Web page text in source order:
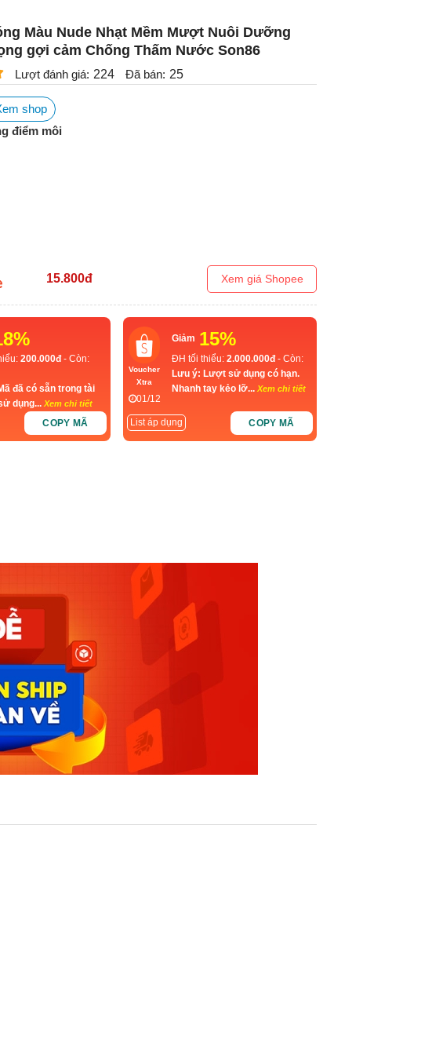
Màu Nude Nhạt Mềm Mượt Nuôi Dưỡng
gợi cảm Chống Thấm Nước Son86
Lượt đánh giá: 224 Đã bán: 25
shop
điểm môi
15.800đ Xem giá Shopee
200.000đ - Còn:
đã có sẵn trong tài
dụng... Xem chi tiết
COPY MÃ
Voucher
Xtra
01/12
Giảm 15%
ĐH tối thiểu: 2.000.000đ - Còn:
Lưu ý: Lượt sử dụng có hạn.
Nhanh tay kẻo lỡ... Xem chi tiết
List áp dụng COPY MÃ